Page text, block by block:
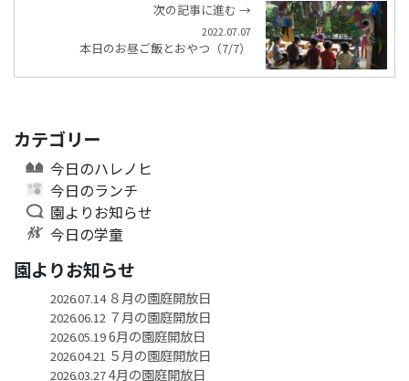
次の記事に進む →
2022.07.07
本日のお昼ご飯とおやつ（7/7）
カテゴリー
今日のハレノヒ
今日のランチ
園よりお知らせ
今日の学童
園よりお知らせ
2026.07.14８月の園庭開放日
2026.06.12７月の園庭開放日
2026.05.196月の園庭開放日
2026.04.21 ５月の園庭開放日
2026.03.274月の園庭開放日